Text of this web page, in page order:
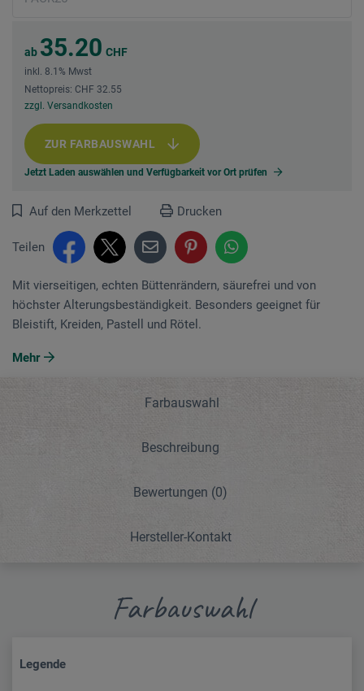
ab 35.20 CHF
inkl. 8.1% Mwst
Nettopreis: CHF 32.55
zzgl. Versandkosten
ZUR FARBAUSWAHL
Jetzt Laden auswählen und Verfügbarkeit vor Ort prüfen
Auf den Merkzettel Drucken
Teilen
Mit vierseitigen, echten Büttenrändern, säurefrei und von
höchster Alterungsbestän­digkeit. Be­sonders geeignet für
Bleistift, Kreiden, Pastell und Rötel.
Mehr
Farbauswahl
Beschreibung
Bewertungen (0)
Hersteller-Kontakt
Farbauswahl
Legende